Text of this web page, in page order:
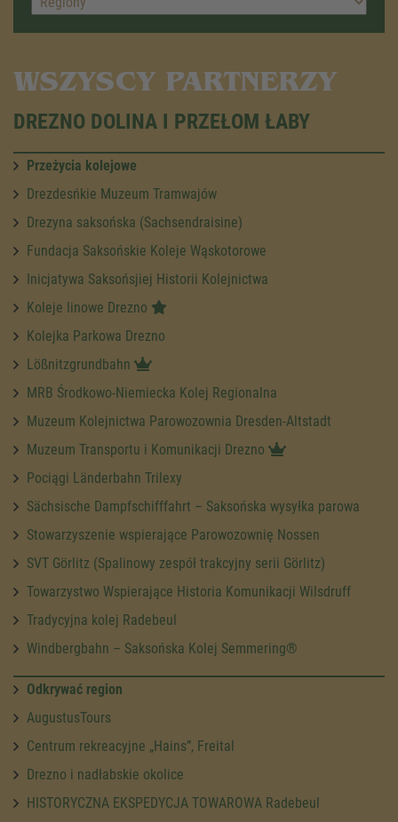
WSZYSCY PARTNERZY
DREZNO DOLINA I PRZEŁOM ŁABY
Przeżycia kolejowe
Drezdesńkie Muzeum Tramwajów
Drezyna saksońska (Sachsendraisine)
Fundacja Saksońskie Koleje Wąskotorowe
Inicjatywa Saksońsjiej Historii Kolejnictwa
Koleje linowe Drezno
Kolejka Parkowa Drezno
Lößnitzgrundbahn
MRB Środkowo-Niemiecka Kolej Regionalna
Muzeum Kolejnictwa Parowozownia Dresden-Altstadt
Muzeum Transportu i Komunikacji Drezno
Pociągi Länderbahn Trilexy
Sächsische Dampfschifffahrt – Saksońska wysyłka parowa
Stowarzyszenie wspierające Parowozownię Nossen
SVT Görlitz (Spalinowy zespół trakcyjny serii Görlitz)
Towarzystwo Wspierające Historia Komunikacji Wilsdruff
Tradycyjna kolej Radebeul
Windbergbahn – Saksońska Kolej Semmering®
Odkrywać region
AugustusTours
Centrum rekreacyjne „Hains”, Freital
Drezno i nadłabskie okolice
HISTORYCZNA EKSPEDYCJA TOWAROWA Radebeul